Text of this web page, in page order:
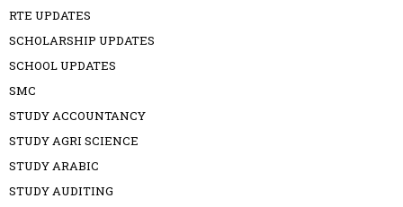
RTE UPDATES
SCHOLARSHIP UPDATES
SCHOOL UPDATES
SMC
STUDY ACCOUNTANCY
STUDY AGRI SCIENCE
STUDY ARABIC
STUDY AUDITING